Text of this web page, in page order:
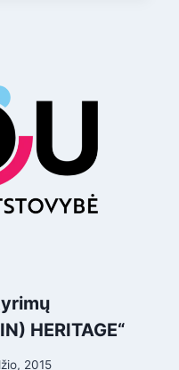
HERITAGE“
2015